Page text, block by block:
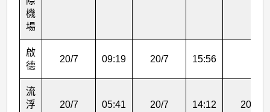
機
場
啟
德
20/7 09:19 20/7 15:56
流
浮
20/7 05:41 20/7 14:12 20/7